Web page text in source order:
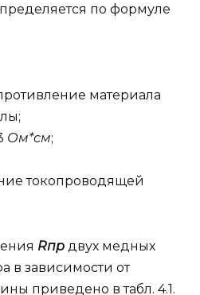
по формуле
материала
Ом*см;
токопроводящей
Rпр двух медных
в зависимости от
приведено в табл. 4.1.